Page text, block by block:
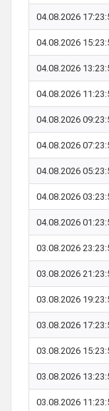
04.08.2026
04.08.2026
04.08.2026
04.08.2026
04.08.2026
04.08.2026
04.08.2026
04.08.2026
04.08.2026
03.08.2026
03.08.2026
03.08.2026
03.08.2026
03.08.2026
03.08.2026
03.08.2026